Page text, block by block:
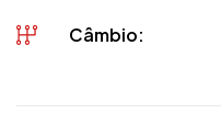
Câmbio: